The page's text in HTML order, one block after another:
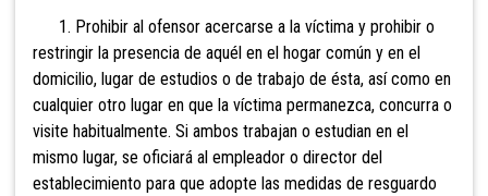
1. Prohibir al ofensor acercarse a la víctima y prohibir o
restringir la presencia de aquél en el hogar común y en el
domicilio, lugar de estudios o de trabajo de ésta, así como en
cualquier otro lugar en que la víctima permanezca, concurra o
visite habitualmente. Si ambos trabajan o estudian en el
mismo lugar, se oficiará al empleador o director del
establecimiento para que adopte las medidas de resguardo